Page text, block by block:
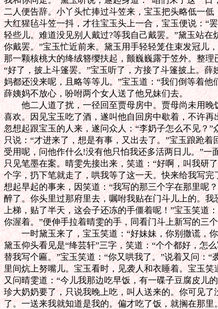
二人便告辞。小丫头忙捧过斗笠来，宝玉把头略低一
大红猩毡斗笠一抖，才往宝玉头上一合，宝玉便说：“
轻些儿。难道没见别人戴过?等我自己戴罢。”黛玉站在
你戴罢。”宝玉忙近前来。黛玉用手轻轻笼住束发冠儿
那一颗核桃大的绛绒簪缨扶起，颤巍巍露于笠外。整
“好了，披上斗篷罢。”宝玉听了，方接了斗篷披上。薛
妈都还没来呢，且略等等儿。”宝玉道：“我们倒等着他
薛姨妈不放心，吩咐两个女人送了他兄妹们去。
他二人道了扰，一径回至贾母房中。贾母尚未用晚
喜欢。因见宝玉吃了酒，遂叫他自回房中歇着，不许
忽想起跟宝玉的人来，遂问众人：“李奶子怎么不见？”
只说：“才进来了，想是有事，又出去了。”宝玉踉跄着
受用呢，问他作什么!没有他只怕我还多活两日儿。”一
只见笔墨在案。晴雯先接出来，笑道：“好啊，叫我研
个字，扔下笔就走了，哄我等了这一天。快来给我写完
想起早起的事来，因笑道：“我写的那三个字在那里呢
醉了。你头里过那府里去，嘱咐我贴在门斗儿上的。
上梯，贴了半天，这会子还冻的手僵着呢！”宝玉笑道
你渥着。”便伸手拉着晴雯的手，同看门斗上新写的三
一时黛玉来了，宝玉笑道：“好妹妹，你别撒谎，你
黛玉仰头看见是“绛芸轩”三字，笑道：“个个都好，怎
替我写个匾。”宝玉笑道：“你又哄我了。”说着又问：“
里间炕上努嘴儿。宝玉看时，见袭人和衣睡着。宝玉笑
又问晴雯道：“今儿我那边吃早饭，有一碟子豆腐皮儿
珍大奶奶要了，只说我晚上吃，叫人送来的。你可见了
了。一送来我就知道是我的。偏才吃了饭，就搁在那